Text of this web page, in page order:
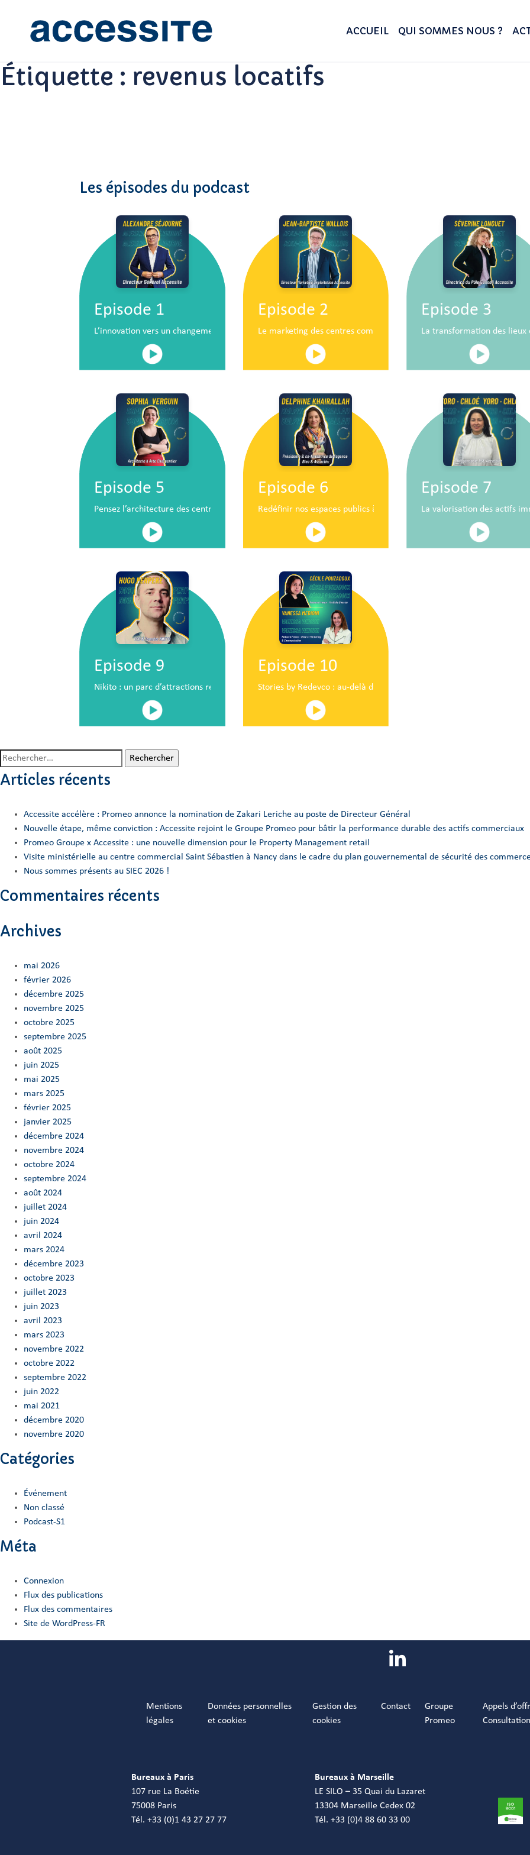
ACCUEIL QUI SOMMES NOUS ?
Étiquette : revenus locatifs
Les épisodes du podcast
Episode 1
L’innovation vers un changement de situation
Episode 2
Le marketing des centres commerciaux au service du développement
Episode 3
La transformation des lieux
Episode 5
Pensez l’architecture des centres commerciaux de demain
Episode 6
Redéfinir nos espaces publics à hauteur d’enfants
Episode 7
La valorisation des actifs
Episode 9
Nikito : un parc d’attractions révolutionnaire en plein centre commercial centre commercial
Episode 10
Stories by Redevco : au-delà du pop-up traditionnel
Rechercher :
Articles récents
Accessite accélère : Promeo annonce la nomination de Zakari Leriche au poste de Directeur Général
Nouvelle étape, même conviction : Accessite rejoint le Groupe Promeo pour bâtir la performance durable des actifs commerciaux
Promeo Groupe x Accessite : une nouvelle dimension pour le Property Management retail
Visite ministérielle au centre commercial Saint Sébastien à Nancy dans le cadre du plan gouvernemental de sécurité des
Nous sommes présents au SIEC 2026 !
Commentaires récents
Archives
mai 2026
février 2026
décembre 2025
novembre 2025
octobre 2025
septembre 2025
août 2025
juin 2025
mai 2025
mars 2025
février 2025
janvier 2025
décembre 2024
novembre 2024
octobre 2024
septembre 2024
août 2024
juillet 2024
juin 2024
avril 2024
mars 2024
décembre 2023
octobre 2023
juillet 2023
juin 2023
avril 2023
mars 2023
novembre 2022
octobre 2022
septembre 2022
juin 2022
mai 2021
décembre 2020
novembre 2020
Catégories
Événement
Non classé
Podcast-S1
Méta
Connexion
Flux des publications
Flux des commentaires
Site de WordPress-FR
Mentions
légales
Données personnelles
et cookies
Gestion des
cookies
Contact
Groupe
Promeo
Appels
Bureaux à Paris
107 rue La Boétie
75008 Paris
Tél. +33 (0)1 43 27 27 77
Bureaux à Marseille
LE SILO – 35 Quai du Lazaret
13304 Marseille Cedex 02
Tél. +33 (0)4 88 60 33 00